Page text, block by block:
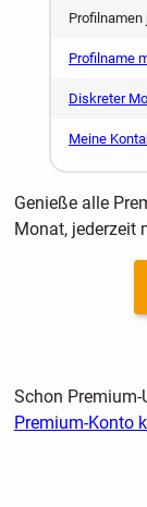
Profilnamen
Profilname
Diskreter
Meine
Genieße alle
Monat, jederzeit
Schon Premium-
Premium-Konto